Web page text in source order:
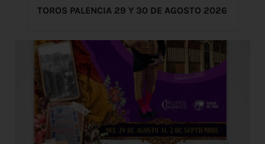
TOROS PALENCIA 29 Y 30 DE AGOSTO 2026